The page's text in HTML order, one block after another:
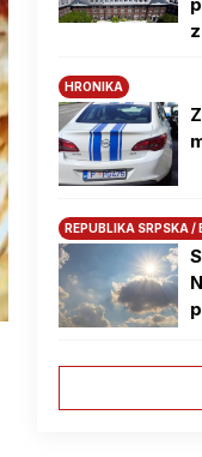
HRONIKA
REPUBLIKA SRPSKA /